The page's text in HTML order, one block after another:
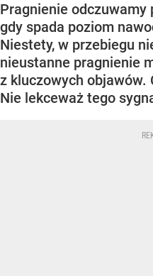
Pragnienie odczuwamy
gdy spada poziom
Niestety, w przebiegu
nieustanne pragnienie
z kluczowych objawów.
Nie lekceważ tego